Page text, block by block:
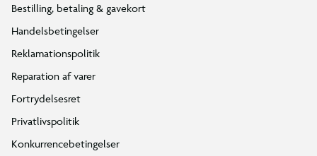
Bestilling, betaling & gavekort
Handelsbetingelser
Reklamationspolitik
Reparation af varer
Fortrydelsesret
Privatlivspolitik
Konkurrencebetingelser